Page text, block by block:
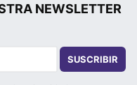
NEWSLETTER
SUSCRIBIR